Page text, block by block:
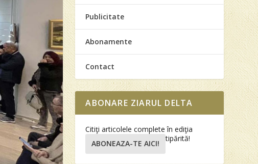
Publicitate
Abonamente
Contact
ABONARE ZIARUL DELTA
Citiţi articolele complete în ediţia
tipărită!
ABONEAZA-TE AICI!